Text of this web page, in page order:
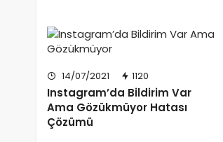
14/07/2021 1120
Instagram’da Bildirim Var
Ama Gözükmüyor Hatası
Çözümü